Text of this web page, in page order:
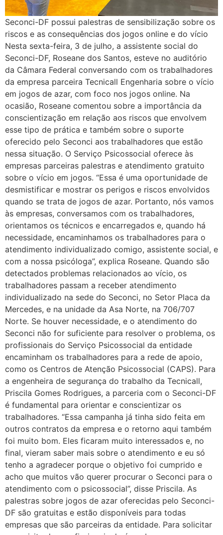
Seconci-DF possui palestras de sensibilização sobre os
riscos e as consequências dos jogos online e do vício
Nesta sexta-feira, 3 de julho, a assistente social do
Seconci-DF, Roseane dos Santos, esteve no auditório
da Câmara Federal conversando com os trabalhadores
da empresa parceira Tecnicall Engenharia sobre o vício
em jogos de azar, com foco nos jogos online. Na
ocasião, Roseane comentou sobre a importância da
conscientização em relação aos riscos que envolvem
esse tipo de prática e também sobre o suporte
oferecido pelo Seconci aos trabalhadores que estão
nessa situação. O Serviço Psicossocial oferece às
empresas parceiras palestras e atendimento gratuito
sobre o vício em jogos. “Essa é uma oportunidade de
desmistificar e mostrar os perigos e riscos envolvidos
quando se trata de jogos de azar. Portanto, nós vamos
às empresas, conversamos com os trabalhadores,
orientamos os técnicos e encarregados e, quando há
necessidade, encaminhamos os trabalhadores para o
atendimento individualizado comigo, assistente social, e
com a nossa psicóloga”, explica Roseane. Quando são
detectados problemas relacionados ao vício, os
trabalhadores passam a receber atendimento
individualizado na sede do Seconci, no Setor Placa da
Mercedes, e na unidade da Asa Norte, na 706/707
Norte. Se houver necessidade, e o atendimento do
Seconci não for suficiente para resolver o problema, os
profissionais do Serviço Psicossocial da entidade
encaminham os trabalhadores para a rede de apoio,
como os Centros de Atenção Psicossocial (CAPS). Para
a engenheira de segurança do trabalho da Tecnicall,
Priscila Gomes Rodrigues, a parceria com o Seconci-DF
é fundamental para orientar e conscientizar os
trabalhadores. “Essa campanha já tinha sido feita em
outros contratos da empresa e o retorno aqui também
foi muito bom. Eles ficaram muito interessados e, no
final, vieram saber mais sobre o atendimento e eu só
tenho a agradecer porque o objetivo foi cumprido e
acho que muitos vão querer procurar o Seconci para o
atendimento com o psicossocial”, disse Priscila. As
palestras sobre jogos de azar oferecidas pelo Seconci-
DF são gratuitas e estão disponíveis para todas
empresas que são parceiras da entidade. Para solicitar